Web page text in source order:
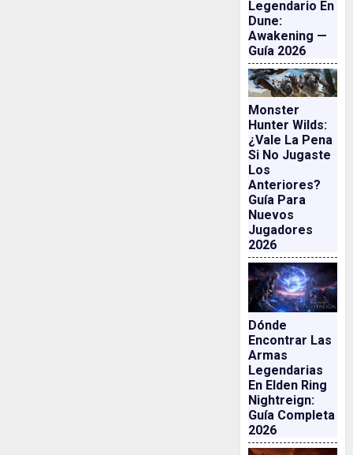
Legendario En
Dune:
Awakening —
Guía 2026
Monster
Hunter Wilds:
¿vale La Pena
Si No Jugaste
Los
Anteriores?
Guía Para
Nuevos
Jugadores
2026
Dónde
Encontrar Las
Armas
Legendarias
En Elden Ring
Nightreign:
Guía Completa
2026